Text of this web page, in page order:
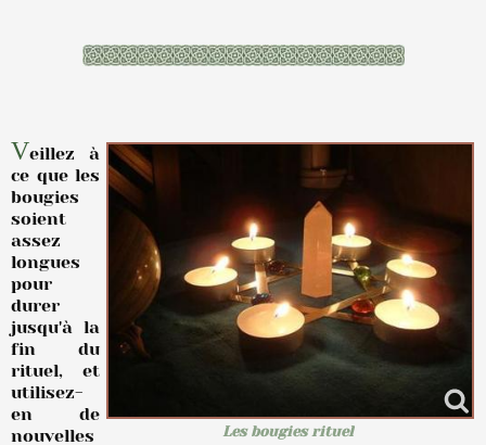
Les bougies rituel
Veillez à
ce que les
bougies
soient
assez
longues
pour
durer
jusqu'à la
fin du
rituel, et
utilisez-
en de
nouvelles